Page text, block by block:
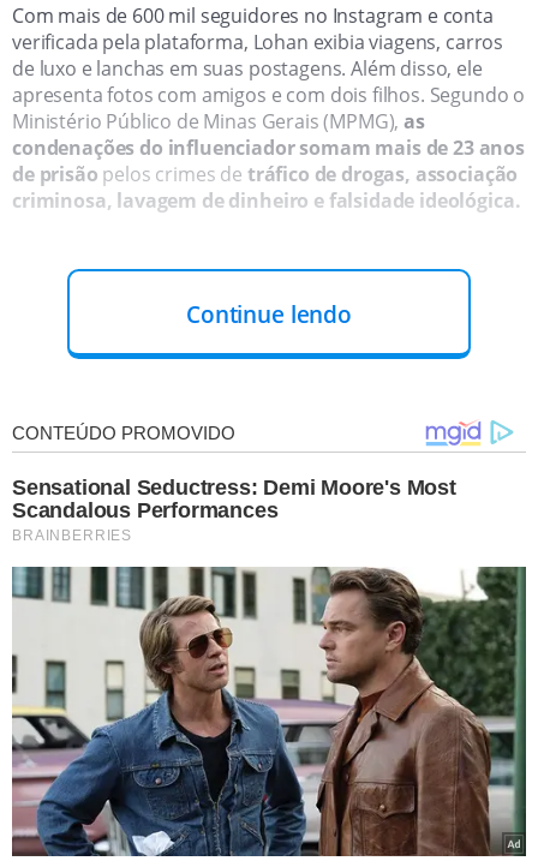
Com mais de 600 mil seguidores no Instagram e conta
verificada pela plataforma, Lohan exibia viagens, carros
de luxo e lanchas em suas postagens. Além disso, ele
apresenta fotos com amigos e com dois filhos. Segundo o
Ministério Público de Minas Gerais (MPMG),as
condenações do influenciador somam mais de 23 anos
de prisão pelos crimes de tráfico de drogas, associação
criminosa, lavagem de dinheiro e falsidade ideológica.
OÇÕES DO MINISTÉRIO PÚBLICO
Lohan foi um dos principais alvos das operações
Diamante de Vidro, Má Influência e Erínias, conduzidas pelo
MP. As ações apuraram a atuação de organizações
criminosas voltadas ao tráfico de drogas, movimentação
ilícita de capitais e uma suposta rede para atentar contra
autoridades de segurança pública.
As investigações apontam ainda que além de usar as
redes para a venda ilegal de anabolizantes, ele praticava
lavagem de dinheiro através da aquisição de joias,
veículos de luxo e ocultação de dinheiro em espécie.
Continue lendo